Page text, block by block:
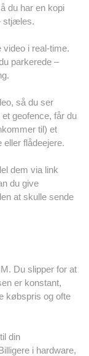
du har en kopi
stjæles.
video i real-time.
parkerede –
så du ser
geofence, får du
til) et
flådeejere.
dem via link
du give
at skulle sende
Du slipper for at
er konstant,
købspris og ofte
din
i hardware,